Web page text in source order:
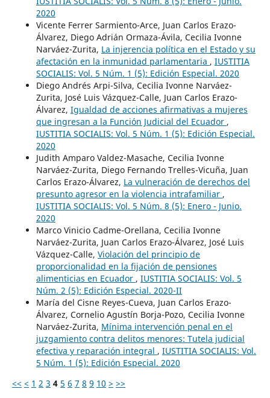
2020
Vicente Ferrer Sarmiento-Arce, Juan Carlos Erazo-
Álvarez, Diego Adrián Ormaza-Ávila, Cecilia Ivonne
Narváez-Zurita, La injerencia política en el Estado y su
afectación en la inmunidad parlamentaria , IUSTITIA
SOCIALIS: Vol. 5 Núm. 1 (5): Edición Especial. 2020
Diego Andrés Arpi-Silva, Cecilia Ivonne Narváez-
Zurita, José Luis Vázquez-Calle, Juan Carlos Erazo-
Álvarez, Igualdad de acciones afirmativas a mujeres
que ingresan a la Función Judicial del Ecuador ,
IUSTITIA SOCIALIS: Vol. 5 Núm. 1 (5): Edición Especial.
2020
Judith Amparo Valdez-Masache, Cecilia Ivonne
Narváez-Zurita, Diego Fernando Trelles-Vicuña, Juan
Carlos Erazo-Álvarez, La vulneración de derechos del
presunto agresor en la violencia intrafamiliar ,
IUSTITIA SOCIALIS: Vol. 5 Núm. 8 (5): Enero - Junio.
2020
Marco Vinicio Cadme-Orellana, Cecilia Ivonne
Narváez-Zurita, Juan Carlos Erazo-Álvarez, José Luis
Vázquez-Calle, Violación del principio de
proporcionalidad en la fijación de pensiones
alimenticias en Ecuador , IUSTITIA SOCIALIS: Vol. 5
Núm. 2 (5): Edición Especial. 2020-II
María del Cisne Reyes-Cueva, Juan Carlos Erazo-
Álvarez, Cornelio Agustín Borja-Pozo, Cecilia Ivonne
Narváez-Zurita, Mínima intervención penal en el
juzgamiento contra delitos menores: Tutela judicial
efectiva y reparación integral , IUSTITIA SOCIALIS: Vol.
5 Núm. 1 (5): Edición Especial. 2020
<< < 1 2 3 4 5 6 7 8 9 10 > >>